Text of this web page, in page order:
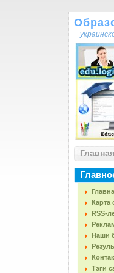
Главная
Карта
RSS-
Наши
Тэги